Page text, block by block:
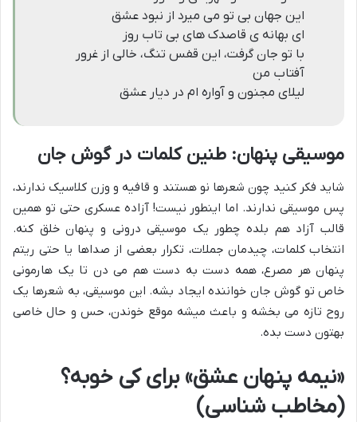
این جهان بی تو می میرد از نبود عشق
ای بهانه ی قاصدک های بی تاب روز
با تو جان گرفت، این قفس تنگ، خالی از غرور
آفتاب من
لیلای مجنون و آواره ام در دیار عشق
موسیقی پنهان: طنین کلمات در گوش جان
شاید فکر کنید چون شعرها نو هستند و قافیه و وزن کلاسیک ندارند،
پس موسیقی ندارند. اما اینطور نیست! آزاده عسکری حتی تو همین
قالب آزاد هم بلده چطور یک موسیقی درونی و پنهان خلق کنه.
انتخاب کلمات، چیدمان جملات، تکرار بعضی از صداها یا حتی ریتم
پنهان هر مصرع، همه دست به دست هم می دن تا یک هارمونی
خاص تو گوش جان خواننده ایجاد بشه. این موسیقی، به شعرها یک
روح تازه می بخشه و باعث میشه موقع خوندن، حس و حال خاصی
بهتون دست بده.
«نیمه پنهان عشق» برای کی خوبه؟
(مخاطب شناسی)